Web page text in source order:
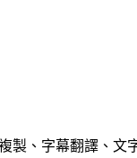
製、字幕翻譯、文